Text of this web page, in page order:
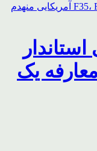
محل استقرار جنگنده های F35، F15، F16 آمریکایی منهدم
یک